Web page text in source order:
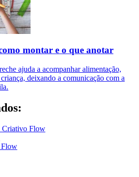
montar e o que anotar
ajuda a acompanhar alimentação,
deixando a comunicação com a
Criativo Flow
Flow